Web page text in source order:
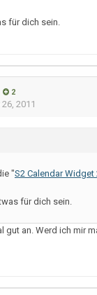
für dich sein.
2
2011
"S2 Calendar Widget
für dich sein.
gut an. Werd ich mir